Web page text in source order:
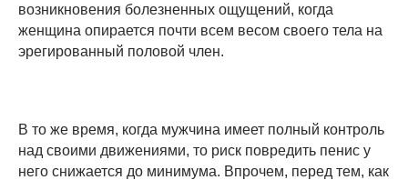
возникновения болезненных ощущений, когда
женщина опирается почти всем весом своего тела на
эрегированный половой член.
В то же время, когда мужчина имеет полный контроль
над своими движениями, то риск повредить пенис у
него снижается до минимума. Впрочем, перед тем, как